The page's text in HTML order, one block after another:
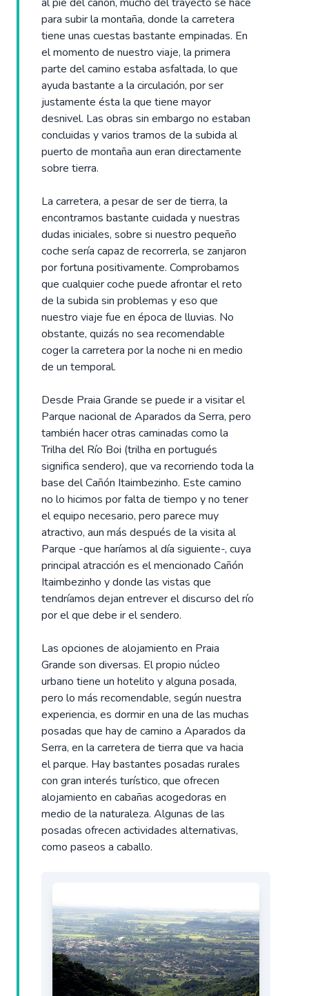
para subir la montaña, donde la carretera
tiene unas cuestas bastante empinadas. En
el momento de nuestro viaje, la primera
parte del camino estaba asfaltada, lo que
ayuda bastante a la circulación, por ser
justamente ésta la que tiene mayor
desnivel. Las obras sin embargo no estaban
concluidas y varios tramos de la subida al
puerto de montaña aun eran directamente
sobre tierra.
La carretera, a pesar de ser de tierra, la
encontramos bastante cuidada y nuestras
dudas iniciales, sobre si nuestro pequeño
coche sería capaz de recorrerla, se zanjaron
por fortuna positivamente. Comprobamos
que cualquier coche puede afrontar el reto
de la subida sin problemas y eso que
nuestro viaje fue en época de lluvias. No
obstante, quizás no sea recomendable
coger la carretera por la noche ni en medio
de un temporal.
Desde Praia Grande se puede ir a visitar el
Parque nacional de Aparados da Serra, pero
también hacer otras caminadas como la
Trilha del Río Boi (trilha en portugués
significa sendero), que va recorriendo toda la
base del Cañón Itaimbezinho. Este camino
no lo hicimos por falta de tiempo y no tener
el equipo necesario, pero parece muy
atractivo, aun más después de la visita al
Parque -que haríamos al día siguiente-, cuya
principal atracción es el mencionado Cañón
Itaimbezinho y donde las vistas que
tendríamos dejan entrever el discurso del río
por el que debe ir el sendero.
Las opciones de alojamiento en Praia
Grande son diversas. El propio núcleo
urbano tiene un hotelito y alguna posada,
pero lo más recomendable, según nuestra
experiencia, es dormir en una de las muchas
posadas que hay de camino a Aparados da
Serra, en la carretera de tierra que va hacia
el parque. Hay bastantes posadas rurales
con gran interés turístico, que ofrecen
alojamiento en cabañas acogedoras en
medio de la naturaleza. Algunas de las
posadas ofrecen actividades alternativas,
como paseos a caballo.